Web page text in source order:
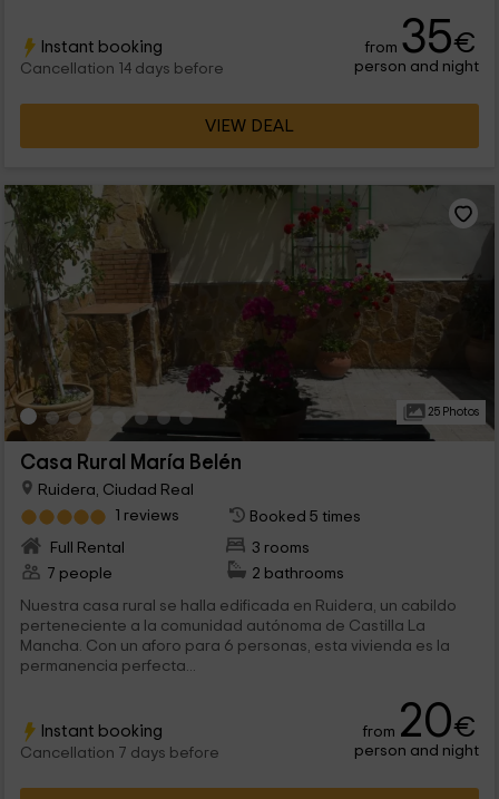
Instant booking
Cancellation 14 days before
from 35€
person and night
VIEW DEAL
25 Photos
Casa Rural María Belén
Ruidera, Ciudad Real
1 reviews
Booked 5 times
Full Rental
3 rooms
7 people
2 bathrooms
Nuestra casa rural se halla edificada en Ruidera, un cabildo
perteneciente a la comunidad autónoma de Castilla La
Mancha. Con un aforo para 6 personas, esta vivienda es la
permanencia perfecta...
Instant booking
Cancellation 7 days before
from 20€
person and night